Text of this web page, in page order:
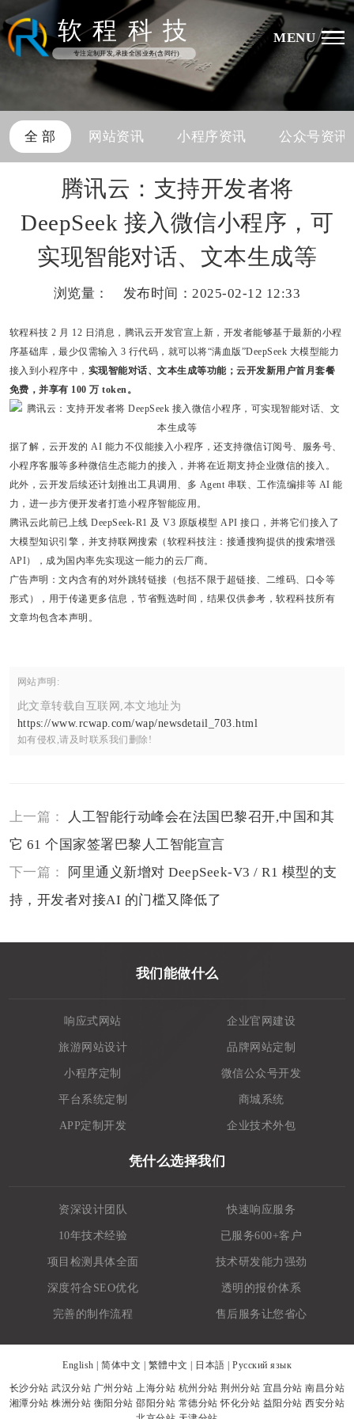
软 程 科 技
专注定制开发,承接全国业务(含同行)
MENU
全 部 网站资讯 小程序资讯 公众号资讯
腾讯云：支持开发者将
DeepSeek 接入微信小程序，可
实现智能对话、文本生成等
浏览量： 发布时间：2025-02-12 12:33
软程科技 2 月 12 日消息，腾讯云开发官宣上新，开发者能够基于最新的小程
序基础库，最少仅需输入 3 行代码，就可以将“满血版”DeepSeek 大模型能力
接入到小程序中， 实现智能对话、文本生成等功能；云开发新用户首月套餐
免费，并享有 100 万 token。
据了解，云开发的 AI 能力不仅能接入小程序，还支持微信订阅号、服务号、
小程序客服等多种微信生态能力的接入，并将在近期支持企业微信的接入。
此外，云开发后续还计划推出工具调用、多 Agent 串联、工作流编排等 AI 能
力，进一步方便开发者打造小程序智能应用。
腾讯云此前已上线 DeepSeek-R1 及 V3 原版模型 API 接口，并将它们接入了
大模型知识引擎，并支持联网搜索（软程科技注：接通搜狗提供的搜索增强
API），成为国内率先实现这一能力的云厂商。
广告声明：文内含有的对外跳转链接（包括不限于超链接、二维码、口令等
形式），用于传递更多信息，节省甄选时间，结果仅供参考，软程科技所有
文章均包含本声明。
网站声明:
此文章转载自互联网,本文地址为
https://www.rcwap.com/wap/newsdetail_703.html
如有侵权,请及时联系我们删除!
上一篇：
人工智能行动峰会在法国巴黎召开,中国和其
它 61 个国家签署巴黎人工智能宣言
下一篇：
阿里通义新增对 DeepSeek-V3 / R1 模型的支
持，开发者对接AI 的门槛又降低了
我们能做什么
响应式网站 企业官网建设
旅游网站设计 品牌网站定制
小程序定制 微信公众号开发
平台系统定制 商城系统
APP定制开发 企业技术外包
凭什么选择我们
资深设计团队 快速响应服务
10年技术经验 已服务600+客户
项目检测具体全面 技术研发能力强劲
深度符合SEO优化 透明的报价体系
完善的制作流程 售后服务让您省心
English 简体中文 繁體中文 日本語 Русский язык
长沙分站 武汉分站 广州分站 上海分站 杭州分站 荆州分站 宜昌分站 南昌分站
湘潭分站 株洲分站 衡阳分站 邵阳分站 常德分站 怀化分站 益阳分站 西安分站